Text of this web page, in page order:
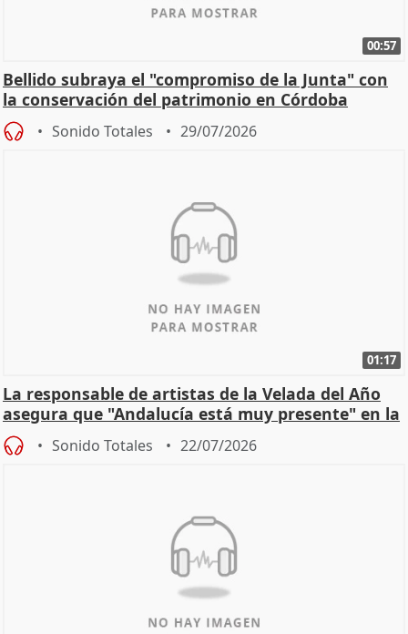
00:57
Bellido subraya el "compromiso de la Junta" con
la conservación del patrimonio en Córdoba
Sonido Totales 29/07/2026
01:17
La responsable de artistas de la Velada del Año
asegura que "Andalucía está muy presente" en la
cita
Sonido Totales 22/07/2026